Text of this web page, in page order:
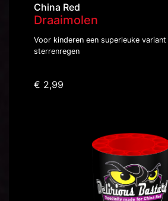
China Red
Draaimolen
Voor kinderen een superleuke
sterrenregen
€ 2,99